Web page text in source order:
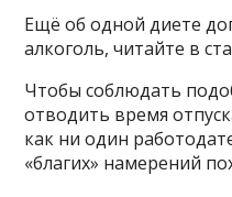
Ещё об одной диете
алкоголь, читайте в
Чтобы соблюдать
отводить время
как ни один
«благих» намерений